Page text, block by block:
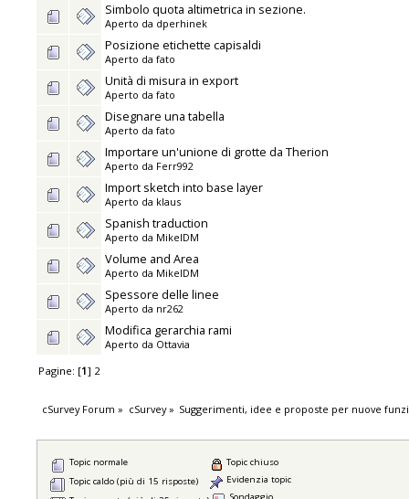
Simbolo quota altimetrica in sezione.
Aperto da dperhinek
Posizione etichette capisaldi
Aperto da fato
Unità di misura in export
Aperto da fato
Disegnare una tabella
Aperto da fato
Importare un'unione di grotte da Therion
Aperto da Ferr992
Import sketch into base layer
Aperto da klaus
Spanish traduction
Aperto da MikelDM
Volume and Area
Aperto da MikelDM
Spessore delle linee
Aperto da nr262
Modifica gerarchia rami
Aperto da Ottavia
Pagine: [1] 2
cSurvey Forum » cSurvey» Suggerimenti, idee e proposte per nuove
Topic normale
Topic caldo (più di 15 risposte)
Topic chiuso
Evidenzia topic
Sondaggio